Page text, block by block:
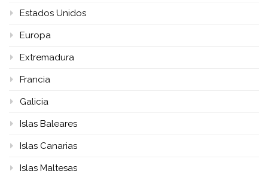
Estados Unidos
Europa
Extremadura
Francia
Galicia
Islas Baleares
Islas Canarias
Islas Maltesas